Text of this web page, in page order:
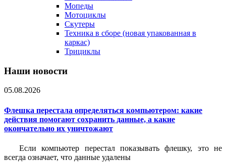
Мопеды
Мотоциклы
Скутеры
Техника в сборе (новая упакованная в
каркас)
Трициклы
Наши новости
05.08.2026
Флешка перестала определяться компьютером: какие
действия помогают сохранить данные, а какие
окончательно их уничтожают
Если компьютер перестал показывать флешку, это не
всегда означает, что данные удалены